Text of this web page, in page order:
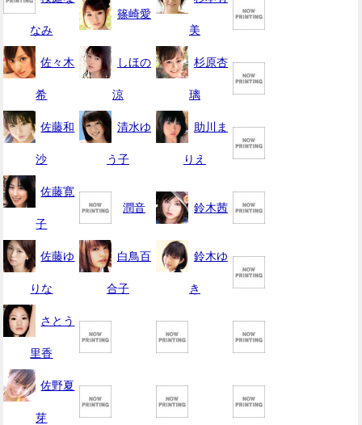
なみ
篠崎愛
美
佐々木
希
しほの
涼
杉原杏
璃
佐藤和
沙
清水ゆ
う子
助川ま
りえ
佐藤寛
子
潤音 鈴木茜
佐藤ゆ
りな
白鳥百
合子
鈴木ゆ
き
さとう
里香
佐野夏
芽